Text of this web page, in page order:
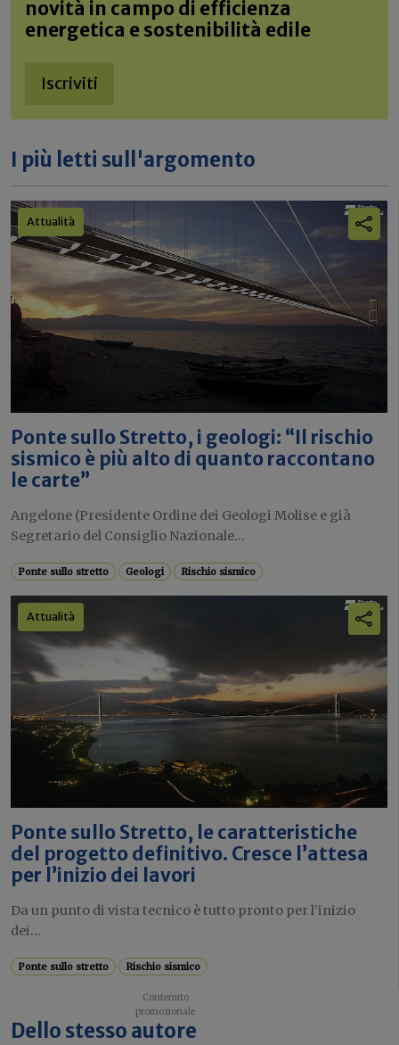
novità in campo di efficienza
energetica e sostenibilità edile
Iscriviti
I più letti sull'argomento
Attualità
Ponte sullo Stretto, i geologi: “Il rischio
sismico è più alto di quanto raccontano
le carte”
Angelone (Presidente Ordine dei Geologi Molise e già
Segretario del Consiglio Nazionale...
Ponte sullo stretto Geologi Rischio sismico
Attualità
Ponte sullo Stretto, le caratteristiche
del progetto definitivo. Cresce l’attesa
per l’inizio dei lavori
Da un punto di vista tecnico è tutto pronto per l’inizio
dei...
Ponte sullo stretto Rischio sismico
Dello stesso autore